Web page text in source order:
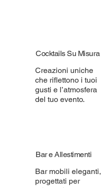
Cocktails Su Misura
Creazioni uniche
che riflettono i tuoi
gusti e l’atmosfera
del tuo evento.
Bar e Allestimenti
Bar mobili eleganti,
progettati per